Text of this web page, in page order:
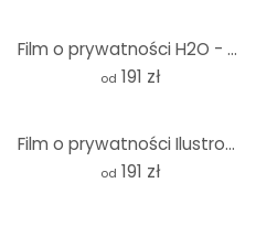
Film o prywatności H2O - Panorama
od 191 zł
Film o prywatności Ilustrowany dziki kwiat - Panorama
od 191 zł